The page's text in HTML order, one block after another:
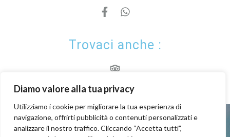
Diamo valore alla tua privacy
Utilizziamo i cookie per migliorare la tua esperienza di
navigazione, offrirti pubblicità o contenuti personalizzati e
analizzare il nostro traffico. Cliccando “Accetta tutti”,
Trovaci anche :​
Creato con by Kardup